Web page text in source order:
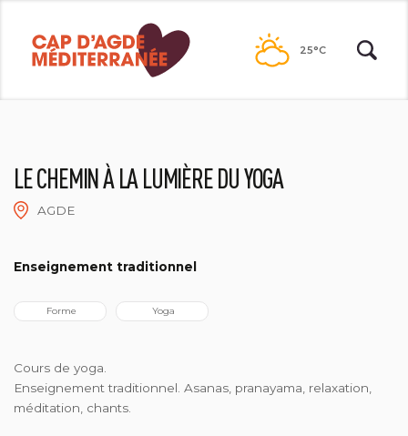
contenu
25°C
LE CHEMIN À LA LUMIÈRE DU YOGA
AGDE
Enseignement traditionnel
Forme Yoga
Cours de yoga.
Enseignement traditionnel. Asanas, pranayama, relaxation,
méditation, chants.